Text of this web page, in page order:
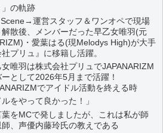
」の軌跡
運営スタッフ＆ワンオペで現場
散後、メンバーだった早乙女唯羽(元
・愛葉はる(現Melodys High)が大手
社プリュ』に移籍し活躍。
唯羽は株式会社プリュでJAPANARIZM
として2026年5月まで活躍！
でアイドル活動を終える時
ルをやって良かった！」
葉をMCで発しましたが、これは私が師
、声優内藤玲氏の教えである